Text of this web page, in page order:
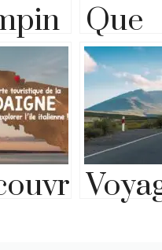
Car
Que
faire
ez